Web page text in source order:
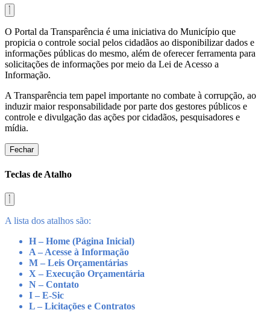
O Portal da Transparência é uma iniciativa do Município que
propicia o controle social pelos cidadãos ao disponibilizar dados e
informações públicas do mesmo, além de oferecer ferramenta para
solicitações de informações por meio da Lei de Acesso a
Informação.
A Transparência tem papel importante no combate à corrupção, ao
induzir maior responsabilidade por parte dos gestores públicos e
controle e divulgação das ações por cidadãos, pesquisadores e
mídia.
Fechar
Teclas de Atalho
A lista dos atalhos são:
H – Home (Página Inicial)
A – Acesse à Informação
M – Leis Orçamentárias
X – Execução Orçamentária
N – Contato
I – E-Sic
L – Licitações e Contratos